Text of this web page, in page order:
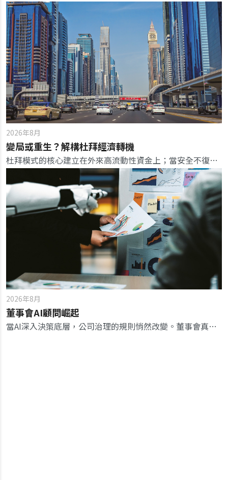
2026年8月
變局或重生？解構杜拜經濟轉機
杜拜模式的核心建立在外來高流動性資金上；當安全不復存在，富豪與資本迅速轉移至其他替代市場，考驗這座沙漠綠洲的韌性。
2026年8月
董事會AI顧問崛起
當AI深入決策底層，公司治理的規則悄然改變。董事會真正要治理的，不再只是管理團隊，而是管理團隊與AI共同形成的決策流程。